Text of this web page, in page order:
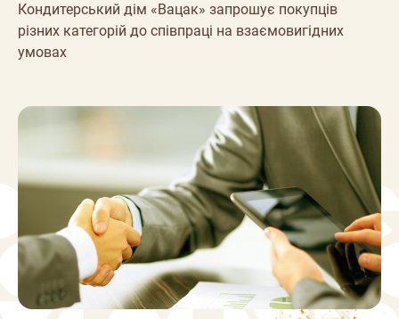
Кондитерський дім «Вацак» запрошує покупців
різних категорій до співпраці на взаємовигідних
умовах